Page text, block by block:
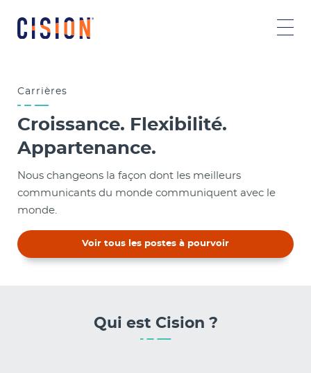
Carrières
Croissance. Flexibilité.
Appartenance.
Nous changeons la façon dont les meilleurs
communicants du monde communiquent avec le
monde.
Voir tous les postes à pourvoir
Qui est Cision ?